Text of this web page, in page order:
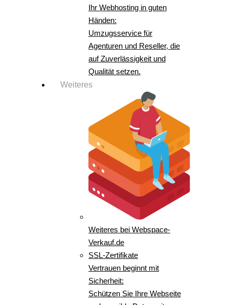
Ihr Webhosting in guten
Händen:
Umzugsservice für
Agenturen und Reseller, die
auf Zuverlässigkeit und
Qualität setzen.
Weiteres
Weiteres bei Webspace-
Verkauf.de
SSL-Zertifikate
Vertrauen beginnt mit
Sicherheit:
Schützen Sie Ihre Webseite